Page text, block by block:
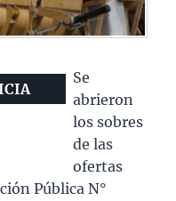
Se
abrieron
los sobres
de las
ofertas
Pública N°